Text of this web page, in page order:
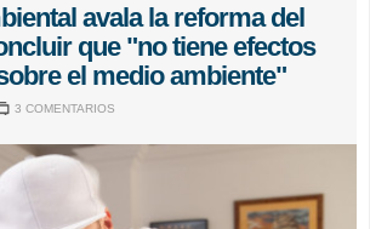
avala la reforma del
que "no tiene efectos
el medio ambiente"
3 COMENTARIOS